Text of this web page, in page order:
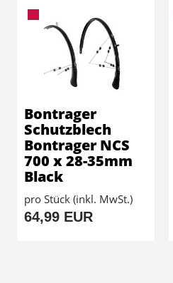
Bontrager
Schutzblech
Bontrager NCS
700 x 28-35mm
Black
pro Stück (inkl. MwSt.)
64,99 EUR